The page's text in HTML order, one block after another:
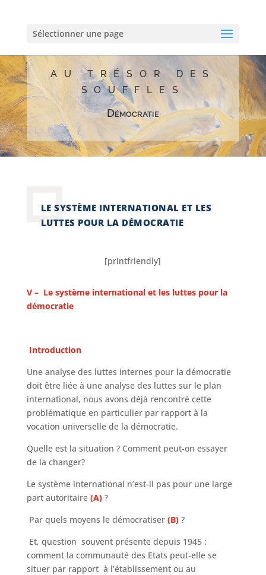
Sélectionner une page
AU TRÉSOR DES
SOUFFLES
Démocratie
LE SYSTÈME INTERNATIONAL ET LES
LUTTES POUR LA DÉMOCRATIE
[printfriendly]
V – Le système international et les luttes pour la
démocratie
Introduction
Une analyse des luttes internes pour la démocratie
doit être liée à une analyse des luttes sur le plan
international, nous avons déjà rencontré cette
problématique en particulier par rapport à la
vocation universelle de la démocratie.
Quelle est la situation ? Comment peut-on essayer
de la changer?
Le système international n’est-il pas pour une large
part autoritaire (A)?
Par quels moyens le démocratiser (B)?
Et, question souvent présente depuis 1945 :
comment la communauté des Etats peut-elle se
situer par rapport à l’établissement ou au